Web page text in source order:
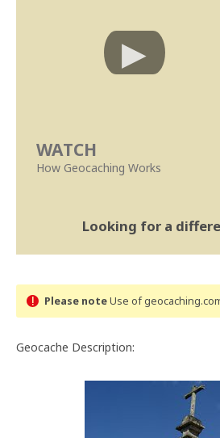
WATCH
How Geocaching Works
Looking for a
Please noteUse of
Geocache Description: